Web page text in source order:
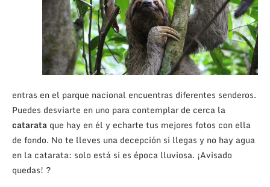
entras en el parque nacional encuentras diferentes senderos.
Puedes desviarte en uno para contemplar de cerca la
catarata que hay en él y echarte tus mejores fotos con ella
de fondo. No te lleves una decepción si llegas y no hay agua
en la catarata: solo está si es época lluviosa. ¡Avisado
quedas! ?